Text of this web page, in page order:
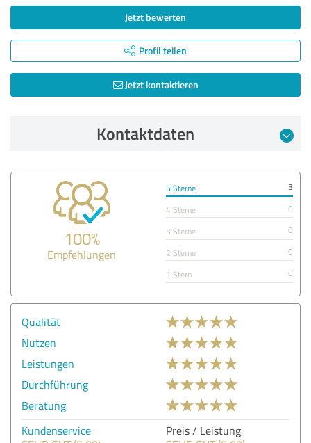
Jetzt bewerten
Profil teilen
Jetzt kontaktieren
Kontaktdaten
100%
Empfehlungen
5 Sterne
3
4 Sterne
0
3 Sterne
0
2 Sterne
0
1 Stern
0
Qualität
Nutzen
Leistungen
Durchführung
Beratung
Kundenservice
Preis / Leistung